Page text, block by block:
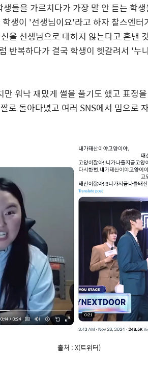
들을 가르치다가 가장 말 안 듣는 학
생이 '선생님이요'라고 하자 찰스엔
을 선생님으로 대하지 않는다고 혼낸
반복하다가 결국 학생이 헷갈려서 '누
만 워낙 재밌게 썰을 풀기도 했고 표정
로 돌아다녔고 여러 SNS에서 밈으로
출처 : X(트위터)